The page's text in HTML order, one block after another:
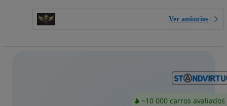
Ver anúncios
~10 000 carros